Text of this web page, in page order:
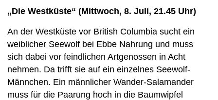
„Die Westküste“ (Mittwoch, 8. Juli, 21.45 Uhr)
An der Westküste vor British Columbia sucht ein
weiblicher Seewolf bei Ebbe Nahrung und muss
sich dabei vor feindlichen Artgenossen in Acht
nehmen. Da trifft sie auf ein einzelnes Seewolf-
Männchen. Ein männlicher Wander-Salamander
muss für die Paarung hoch in die Baumwipfel